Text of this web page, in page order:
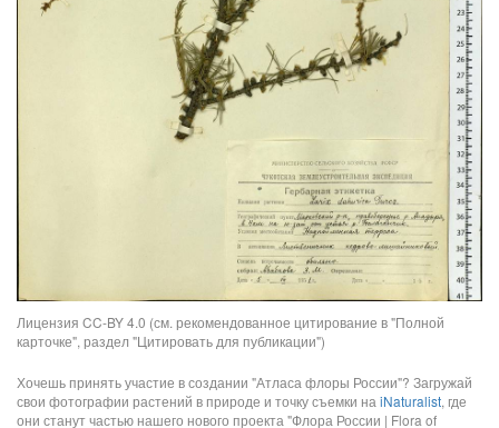
Лицензия CC-BY 4.0 (см. рекомендованное цитирование в "Полной
карточке", раздел "Цитировать для публикации")
Хочешь принять участие в создании "Атласа флоры России"? Загружай
свои фотографии растений в природе и точку съемки на iNaturalist, где
они станут частью нашего нового проекта "Флора России | Flora of